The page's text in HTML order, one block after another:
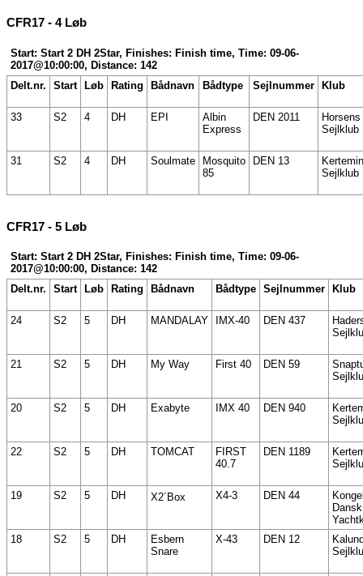
CFR17 - 4 Løb
Start: Start 2 DH 2Star, Finishes: Finish time, Time: 09-06-
2017@10:00:00, Distance: 142
Delt.nr.
Start Løb Rating Bådnavn Bådtype Sejlnummer Klub
33 S2 4 DH EPI
Albin
Express
DEN 2011
Horsens
Sejlklub
31 S2 4 DH Soulmate
Mosquito
85
DEN 13
Sejlklub
CFR17 - 5 Løb
Start: Start 2 DH 2Star, Finishes: Finish time, Time: 09-06-
2017@10:00:00, Distance: 142
Delt.nr.
Start Løb Rating Bådnavn Bådtype Sejlnummer Klub
24 S2 5 DH MANDALAY IMX-40 DEN 437
21 S2 5 DH My Way First 40 DEN 59
20 S2 5 DH Exabyte IMX 40 DEN 940
22 S2 5 DH TOMCAT
FIRST
40.7
DEN 1189
19 S2 5 DH X2´Box X4-3 DEN 44
Dansk
18
S2 5 DH
Esbern
Snare
X-43 DEN 12